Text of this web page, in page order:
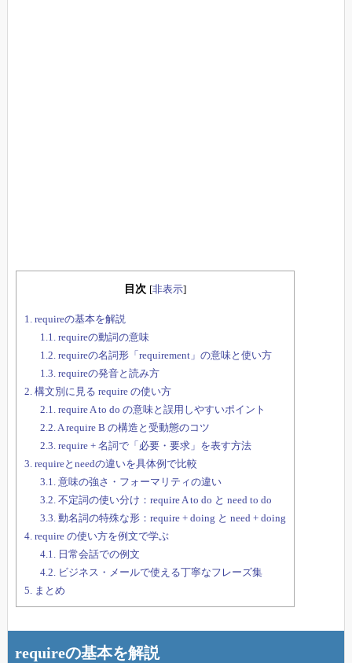
目次 [非表示]
1. requireの基本を解説
1.1. requireの動詞の意味
1.2. requireの名詞形「requirement」の意味と使い方
1.3. requireの発音と読み方
2. 構文別に見る require の使い方
2.1. require A to do の意味と誤用しやすいポイント
2.2. A require B の構造と受動態のコツ
2.3. require + 名詞で「必要・要求」を表す方法
3. requireとneedの違いを具体例で比較
3.1. 意味の強さ・フォーマリティの違い
3.2. 不定詞の使い分け：require A to do と need to do
3.3. 動名詞の特殊な形：require + doing と need + doing
4. require の使い方を例文で学ぶ
4.1.
日常会話での例文
4.2. ビジネス・メールで使える丁寧なフレーズ集
5.
まとめ
requireの基本を解説